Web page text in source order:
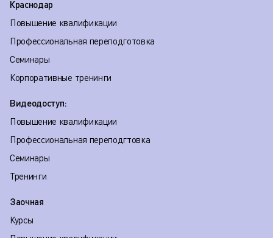
Краснодар
Повышение квалификации
Профессиональная переподготовка
Семинары
Корпоративные тренинги
Видеодоступ:
Повышение квалификации
Профессиональная переподгтовка
Семинары
Тренинги
Заочная
Курсы